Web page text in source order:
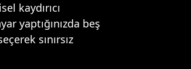
kaydırıcı
yaptığınızda beş
sınırsız